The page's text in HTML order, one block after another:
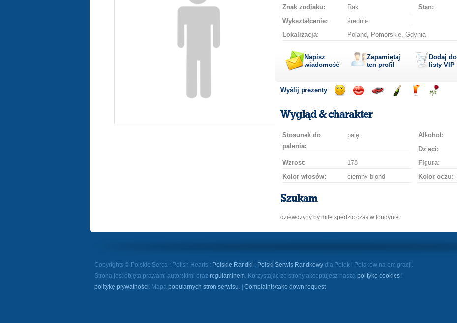
Znak zodiaku:
Rak Stan:
Wykształcenie:
średnie
Lokalizacja:
Poland, Pomorskie, Gdynia
Napisz
wiadomość
Zapamiętaj
ten profil
Dodaj do
listy VIP
Wyślij prezenty
uśmiechbuziaka
Wygląd & charakter
Stosunek do
palenia:
palę Alkohol:
Dzieci:
Wzrost:
178 Figura:
Kolor włosów:
ciemny blond Kolor oczu:
Szukam
dziewdzyny by mile spedzic czas w londynie
Copyrights © Polskie Serca : Polish Hearts : Polskie Randki : Polski Serwis Randkowy dla Polek i Polaków na emigracji.
Strona jest objęta prawami autorskimi oraz regulaminem. Korzystając ze strony akceptujesz naszą politykę cookies i
politykę prywatności. Mapa popularnych stron serwisu. | Complaints/take down request